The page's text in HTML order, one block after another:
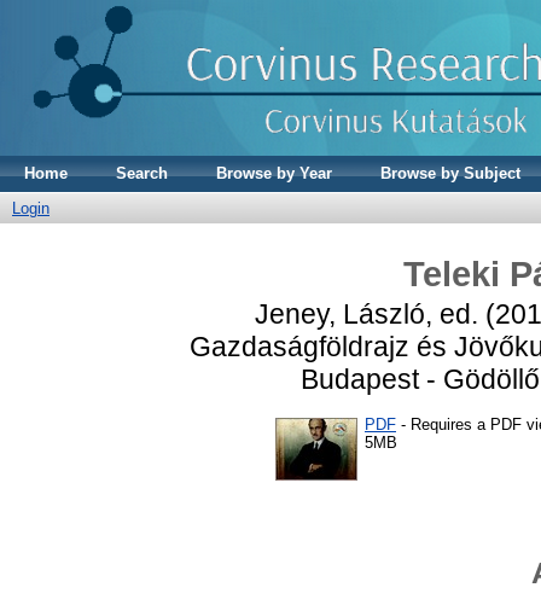
Home Search Browse by Year
Browse by Subject
Login
Teleki
Jeney, László, ed.
Gazdaságföldrajz és
Budapest -
PDF - Requires a PDF
5MB